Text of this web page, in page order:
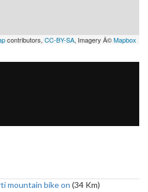
contributors, CC-BY-SA, Imagery Â©Mapbox
mountain bike on (34 Km)